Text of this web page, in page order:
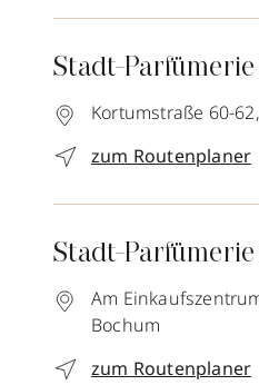
Stadt-
Kortumstraße 60-62,
zum Routenplaner
Stadt-
Am
Bochum
zum Routenplaner